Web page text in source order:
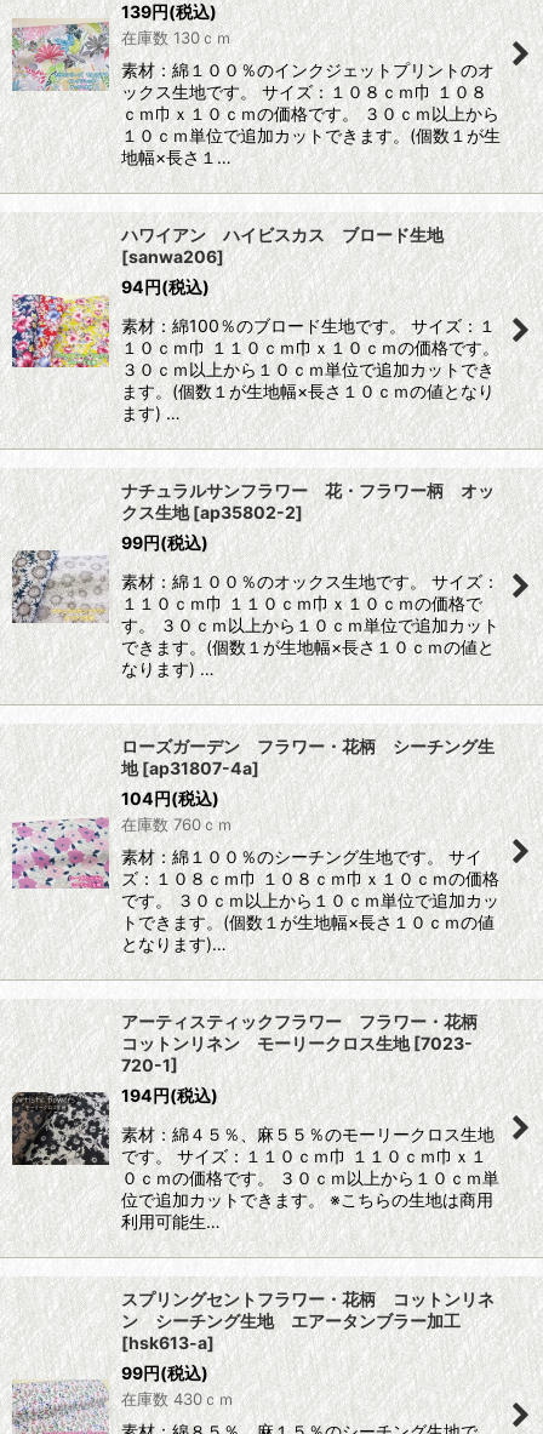
139円(税込)
在庫数 130ｃｍ
素材：綿１００％のインクジェットプリントのオ
ックス生地です。 サイズ：１０８ｃｍ巾 １０８
ｃｍ巾ｘ１０ｃｍの価格です。 ３０ｃｍ以上から
１０ｃｍ単位で追加カットできます。(個数１が生
地幅×長さ１…
ハワイアン ハイビスカス ブロード生地
[sanwa206]
94円(税込)
素材：綿100％のブロード生地です。 サイズ：１
１０ｃｍ巾 １１０ｃｍ巾ｘ１０ｃｍの価格です。
３０ｃｍ以上から１０ｃｍ単位で追加カットでき
ます。(個数１が生地幅×長さ１０ｃｍの値となり
ます) …
ナチュラルサンフラワー 花・フラワー柄 オッ
クス生地 [ap35802-2]
99円(税込)
素材：綿１００％のオックス生地です。 サイズ：
１１０ｃｍ巾 １１０ｃｍ巾ｘ１０ｃｍの価格で
す。 ３０ｃｍ以上から１０ｃｍ単位で追加カット
できます。(個数１が生地幅×長さ１０ｃｍの値と
なります) …
ローズガーデン フラワー・花柄 シーチング生
地 [ap31807-4a]
104円(税込)
在庫数 760ｃｍ
素材：綿１００％のシーチング生地です。 サイ
ズ：１０８ｃｍ巾 １０８ｃｍ巾ｘ１０ｃｍの価格
です。 ３０ｃｍ以上から１０ｃｍ単位で追加カッ
トできます。(個数１が生地幅×長さ１０ｃｍの値
となります)…
アーティスティックフラワー フラワー・花柄
コットンリネン モーリークロス生地[7023-
720-1]
194円(税込)
素材：綿４５％、麻５５％のモーリークロス生地
です。 サイズ：１１０ｃｍ巾 １１０ｃｍ巾ｘ１
０ｃｍの価格です。 ３０ｃｍ以上から１０ｃｍ単
位で追加カットできます。 ※こちらの生地は商用
利用可能生…
スプリングセントフラワー・花柄 コットンリネ
ン シーチング生地 エアータンブラー加工
[hsk613-a]
99円(税込)
在庫数 430ｃｍ